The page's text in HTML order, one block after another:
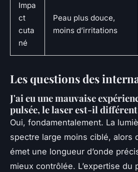
Impa
ct
cuta
né
Peau plus douce,
moins d’irritations
Les questions des
J'ai eu une mauvaise
pulsée, le laser est-il
Oui, fondamentalement. La
spectre large moins ciblé, alors
émet une longueur d’onde
mieux contrôlée. L’expertise du